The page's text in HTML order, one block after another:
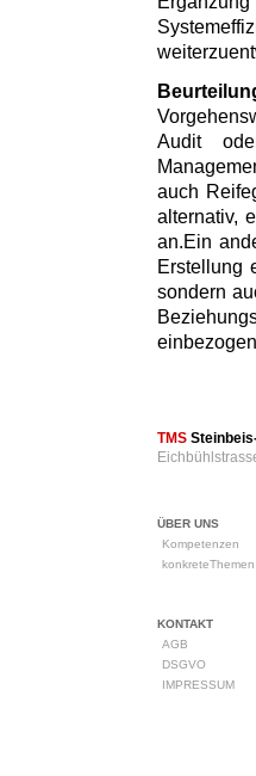
Audit
auch
alternativ,
an.Ein
Erstellung
sondern
TMS
ÜBER UNS
Kompetenzen
KONTAKT
AGB
DSGVO
IMPRESSUM